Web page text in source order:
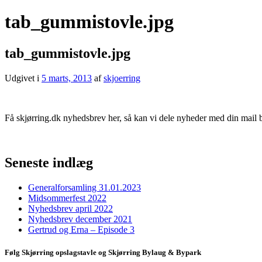
tab_gummistovle.jpg
tab_gummistovle.jpg
Udgivet i 5 marts, 2013 afskjoerring
Få skjørring.dk nyhedsbrev her, så kan vi dele nyheder med din mail
Seneste indlæg
Generalforsamling 31.01.2023
Midsommerfest 2022
Nyhedsbrev april 2022
Nyhedsbrev december 2021
Gertrud og Erna – Episode 3
Følg Skjørring opslagstavle og Skjørring Bylaug & Bypark